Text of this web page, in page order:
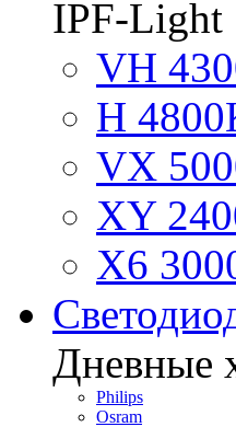
IPF-Light
VH
H
VX
XY
X6
Дневные
Philips
Osram